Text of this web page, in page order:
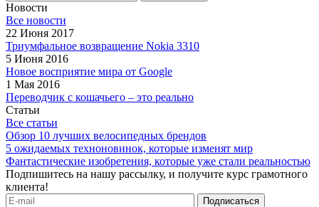
Новости
Все новости
22 Июня 2017
Триумфальное возвращение Nokia 3310
5 Июня 2016
Новое восприятие мира от Google
1 Мая 2016
Переводчик с кошачьего – это реально
Статьи
Все статьи
Обзор 10 лучших велосипедных брендов
5 ожидаемых техноновинок, которые изменят мир
Фантастические изобретения, которые уже стали реальностью
Подпишитесь на нашу рассылку, и получите курс грамотного
клиента!